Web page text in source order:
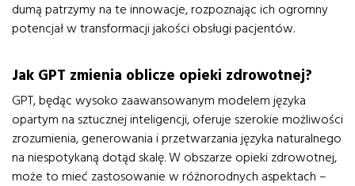
dumą patrzymy na te innowacje, rozpoznając ich ogromny
potencjał w transformacji jakości obsługi pacjentów.
Jak GPT zmienia oblicze opieki zdrowotnej?
GPT, będąc wysoko zaawansowanym modelem języka
opartym na sztucznej inteligencji, oferuje szerokie możliwości
zrozumienia, generowania i przetwarzania języka naturalnego
na niespotykaną dotąd skalę. W obszarze opieki zdrowotnej,
może to mieć zastosowanie w różnorodnych aspektach –